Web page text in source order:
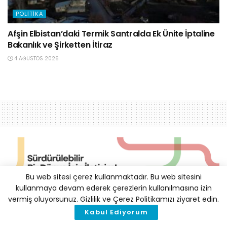
POLITIKA
Afşin Elbistan’daki Termik Santralda Ek Ünite İptaline
Bakanlık ve Şirketten İtiraz
4 AĞUSTOS 2026
Küresel Havayolu CO2
Bu web sitesi çerez kullanmaktadır. Bu web sitesini
kullanmaya devam ederek çerezlerin kullanılmasına izin
vermiş oluyorsunuz. Gizlilik ve Çerez Politikamızı ziyaret edin.
Kabul Ediyorum